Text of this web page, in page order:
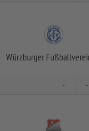
Würzburger
- -